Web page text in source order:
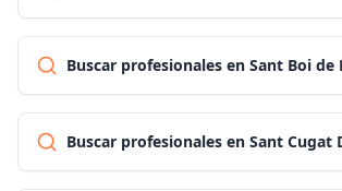
Buscar profesionales en Sant Boi
Buscar profesionales en Sant Cugat